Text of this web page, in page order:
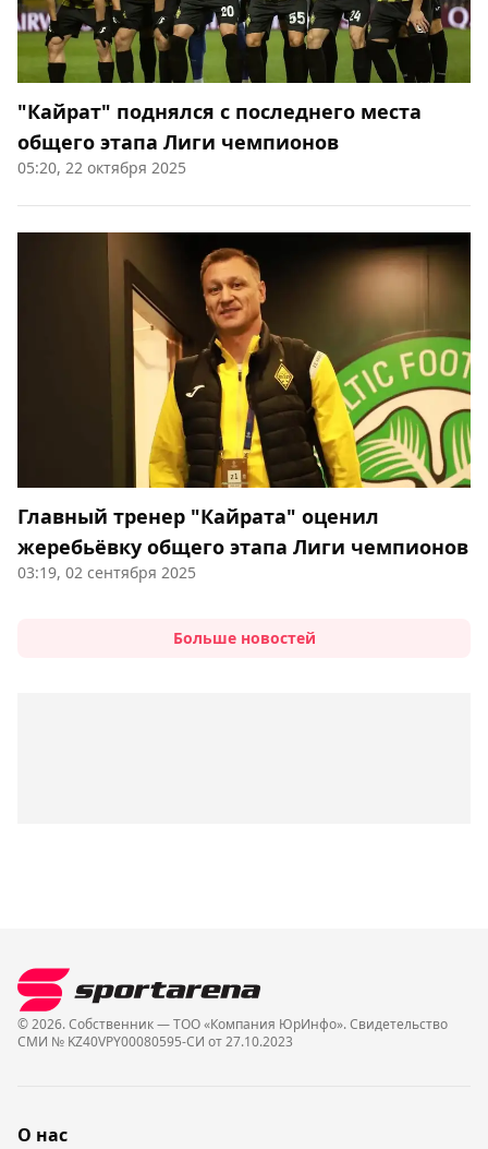
"Кайрат" поднялся с последнего места
общего этапа Лиги чемпионов
05:20, 22 октября 2025
Главный тренер "Кайрата" оценил
жеребьёвку общего этапа Лиги чемпионов
03:19, 02 сентября 2025
Больше новостей
© 2026. Собственник — ТОО «Компания ЮрИнфо». Cвидетельство
СМИ № KZ40VPY00080595-СИ от 27.10.2023
О нас